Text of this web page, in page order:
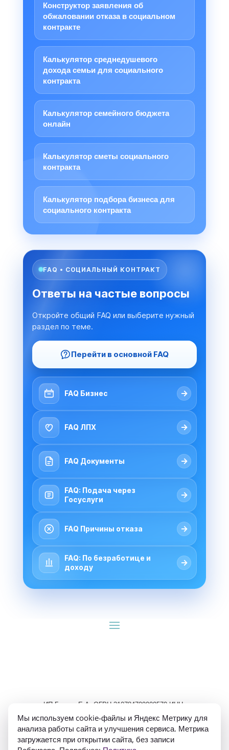
Конструктор заявления об
обжаловании отказа в социальном
контракте
Калькулятор среднедушевого
дохода семьи для социального
контракта
Калькулятор семейного бюджета
онлайн
Калькулятор сметы социального
контракта
Калькулятор подбора бизнеса для
социального контракта
FAQ • СОЦИАЛЬНЫЙ КОНТРАКТ
Ответы на частые вопросы
Откройте общий FAQ или выберите нужный
раздел по теме.
Перейти в основной FAQ
FAQ Бизнес →
FAQ ЛПХ →
FAQ Документы →
FAQ: Подача через
Госуслуги
→
FAQ Причины отказа →
FAQ: По безработице и
доходу
→
ИП Гуляев Е.А. ОГРН 310784709900570 ИНН
Мы используем cookie-файлы и Яндекс Метрику для
анализа работы сайта и улучшения сервиса. Метрика
загружается при открытии сайта, без записи